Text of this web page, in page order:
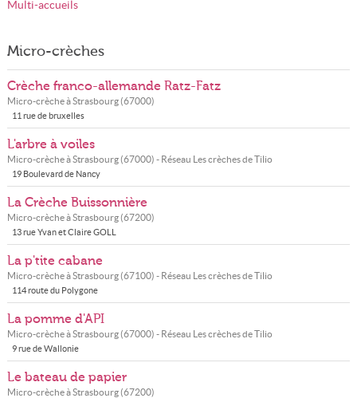
Multi-accueils
Micro-crèches
Crèche franco-allemande Ratz-Fatz
Micro-crèche àStrasbourg(67000)
11 rue de bruxelles
L'arbre à voiles
Micro-crèche àStrasbourg(67000) - Réseau Les crèches de Tilio
19 Boulevard de Nancy
La Crèche Buissonnière
Micro-crèche àStrasbourg(67200)
13 rue Yvan et Claire GOLL
La p'tite cabane
Micro-crèche àStrasbourg(67100) - Réseau Les crèches de Tilio
114 route du Polygone
La pomme d'API
Micro-crèche àStrasbourg(67000) - Réseau Les crèches de Tilio
9 rue de Wallonie
Le bateau de papier
Micro-crèche àStrasbourg(67200)